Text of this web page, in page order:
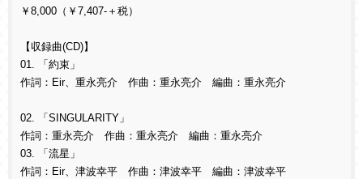
￥8,000（￥7,407-＋税）
【収録曲(CD)】
01. 「約束」
作詞：Eir、重永亮介 作曲：重永亮介 編曲：重永亮介
02. 「SINGULARITY」
作詞：重永亮介 作曲：重永亮介 編曲：重永亮介
03. 「流星」
作詞：Eir、津波幸平 作曲：津波幸平 編曲：津波幸平